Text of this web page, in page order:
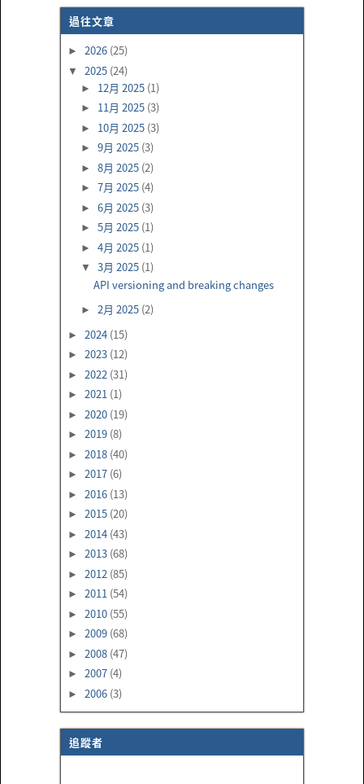
過往文章
► 2026 (25)
▼ 2025 (24)
► 12月 2025 (1)
► 11月 2025 (3)
► 10月 2025 (3)
► 9月 2025 (3)
► 8月 2025 (2)
► 7月 2025 (4)
► 6月 2025 (3)
► 5月 2025 (1)
► 4月 2025 (1)
▼ 3月 2025 (1)
API versioning and breaking changes
► 2月 2025 (2)
► 2024 (15)
► 2023 (12)
► 2022 (31)
► 2021 (1)
► 2020 (19)
► 2019 (8)
► 2018 (40)
► 2017 (6)
► 2016 (13)
► 2015 (20)
► 2014 (43)
► 2013 (68)
► 2012 (85)
► 2011 (54)
► 2010 (55)
► 2009 (68)
► 2008 (47)
► 2007 (4)
► 2006 (3)
追蹤者